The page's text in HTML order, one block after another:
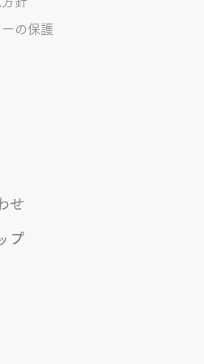
の保護
せ
プ